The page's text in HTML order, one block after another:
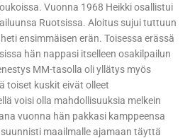
Vuonna 1968 Heikki osallistui
Ruotsissa. Aloitus sujui tuttuun
ensimmäisen erän. Toisessa erässä
hän nappasi itselleen osakilpailun
MM-tasolla oli yllätys myös
toiset kuskit eivät olleet
voisi olla mahdollisuuksia melkein
vuonna hän pakkasi kamppeensa
maailmalle ajamaan täyttä